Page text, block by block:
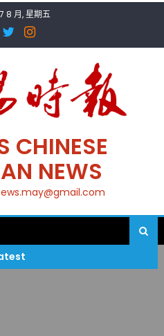
8 月, 星期五
CHINESE
NEWS